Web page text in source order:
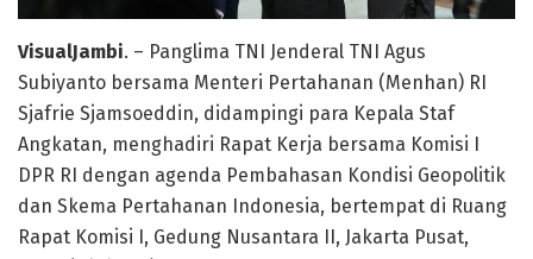
VisualJambi. – Panglima TNI Jenderal TNI Agus
Subiyanto bersama Menteri Pertahanan (Menhan) RI
Sjafrie Sjamsoeddin, didampingi para Kepala Staf
Angkatan, menghadiri Rapat Kerja bersama Komisi I
DPR RI dengan agenda Pembahasan Kondisi Geopolitik
dan Skema Pertahanan Indonesia, bertempat di Ruang
Rapat Komisi I, Gedung Nusantara II, Jakarta Pusat,